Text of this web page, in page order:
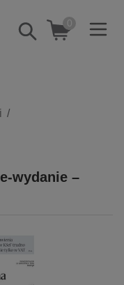
Pokaż/schowaj
wyszukiwarkę
0
wydanie –